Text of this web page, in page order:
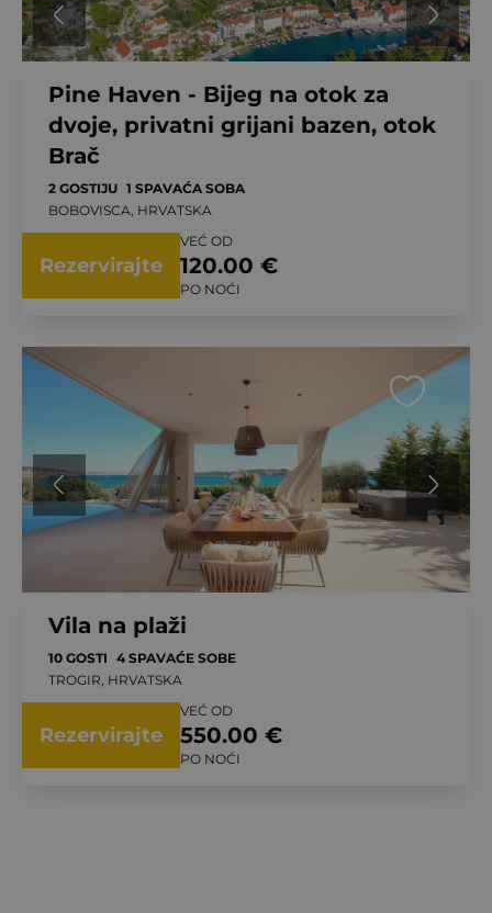
Pine Haven - Bijeg na otok za
dvoje, privatni grijani bazen, otok
Brač
2 GOSTIJU 1 SPAVAĆA SOBA
BOBOVISCA, HRVATSKA
Rezervirajte
VEĆ OD
120.00 €
PO NOĆI
Vila na plaži
10 GOSTI 4 SPAVAĆE SOBE
TROGIR, HRVATSKA
Rezervirajte
VEĆ OD
550.00 €
PO NOĆI